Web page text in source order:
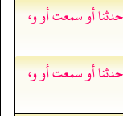
أو سمعت أو و،
أو سمعت أو و،